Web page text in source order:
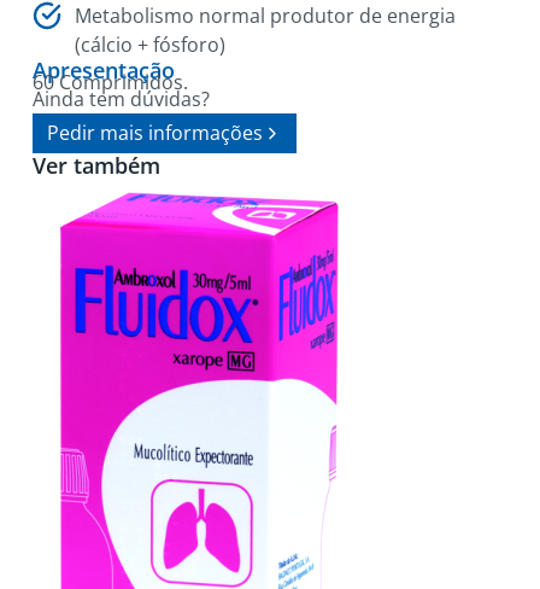
Metabolismo normal produtor de energia
(cálcio + fósforo)
Apresentação
60 Comprimidos.
Ainda tem dúvidas?
Pedir mais informações
Ver também